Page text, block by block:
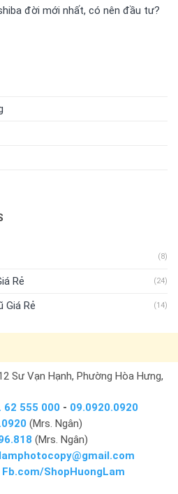
đời mới nhất, có nên đầu tư?
(8)
Rẻ (24)
Giá Rẻ (14)
Sư Vạn Hạnh, Phường Hòa Hưng,
62 555 000 - 09.0920.0920
(Mrs. Ngân)
(Mrs. Ngân)
Fb.com/ShopHuongLam